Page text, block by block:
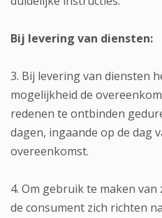
Bij levering van diensten:
3. Bij levering van diensten
mogelijkheid de
redenen te ontbinden
dagen, ingaande op de dag
overeenkomst.
4. Om gebruik te maken
de consument zich richten